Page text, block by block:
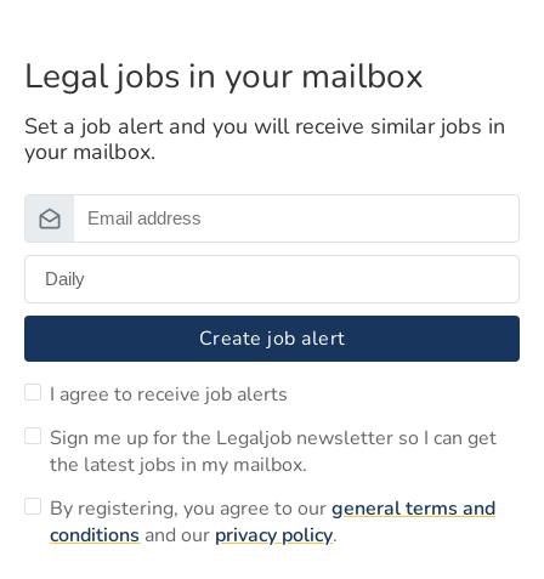
Legal jobs in your mailbox
Set a job alert and you will receive similar jobs in
your mailbox.
Create job alert
I agree to receive job alerts
Sign me up for the Legaljob newsletter so I can get
the latest jobs in my mailbox.
By registering, you agree to ourgeneral terms and
conditions and our privacy policy.